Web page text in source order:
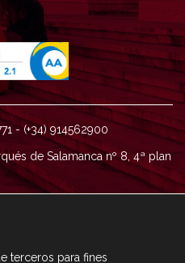
- (+34) 914562900
de Salamanca nº 8, 4ª plan
terceros para fines